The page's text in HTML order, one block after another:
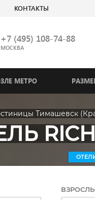
КОНТАКТЫ
+7 (495) 108-74-88
МОСКВА
МЕТРО
Тимашевск